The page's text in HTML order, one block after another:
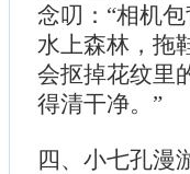
念叨：“相机
水上森林，拖
会抠掉花纹里
得清干净。”
四、小七孔漫